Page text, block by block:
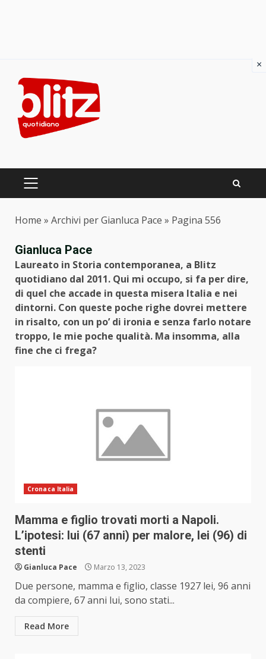
content
PRIMARY
Home » Archivi per Gianluca Pace » Pagina 556
Gianluca Pace
Laureato in Storia contemporanea, a Blitz
quotidiano dal 2011. Qui mi occupo, si fa per dire,
di quel che accade in questa misera Italia e nei
dintorni. Con queste poche righe dovrei mettere
in risalto, con un po’ di ironia e senza farlo notare
troppo, le mie poche qualità. Ma insomma, alla
fine che ci frega?
Cronaca Italia
Mamma e figlio trovati morti a Napoli.
L’ipotesi: lui (67 anni) per malore, lei (96) di
stenti
Gianluca Pace Marzo 13, 2023
Due persone, mamma e figlio, classe 1927 lei, 96 anni
da compiere, 67 anni lui, sono stati...
Read More
×